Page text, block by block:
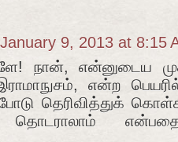
January 9, 2013 at 8:15
நான், என்னுடைய
என்ற
தெரிவித்துக்
தொடராலாம்